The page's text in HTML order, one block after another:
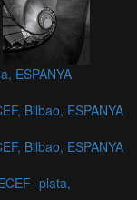
ESPANYA
Bilbao, ESPANYA
Bilbao, ESPANYA
plata,